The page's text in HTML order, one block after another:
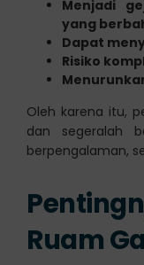
Menjadi
yang
Dapat
Risiko
Oleh karena itu,
dan segeralah
berpengalaman,
Ruam